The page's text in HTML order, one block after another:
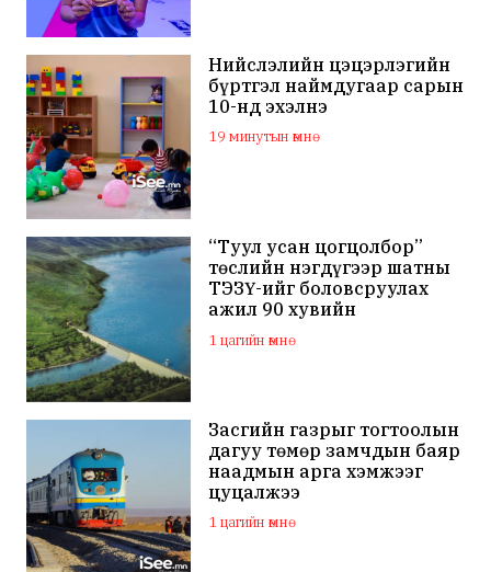
Нийслэлийн цэцэрлэгийн
бүртгэл наймдугаар сарын
10-нд эхэлнэ
19 минутын өмнө
“Туул усан цогцолбор”
төслийн нэгдүгээр шатны
ТЭЗҮ-ийг боловсруулах
ажил 90 хувийн
гүйцэтгэлтэй байна
1 цагийн өмнө
Засгийн газрыг тогтоолын
дагуу төмөр замчдын баяр
наадмын арга хэмжээг
цуцалжээ
1 цагийн өмнө